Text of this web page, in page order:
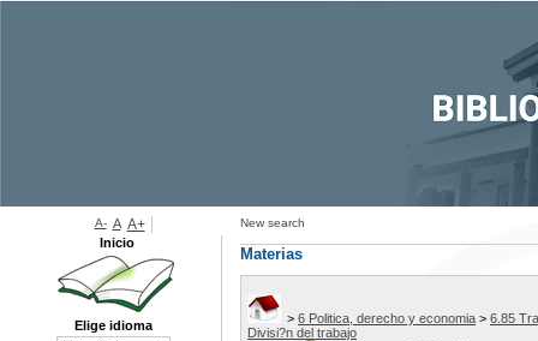
New search
Materias
> 6 Politica, derecho y economia > 6.85
Divisi?n del trabajo
A- A A+
Inicio
Elige idioma